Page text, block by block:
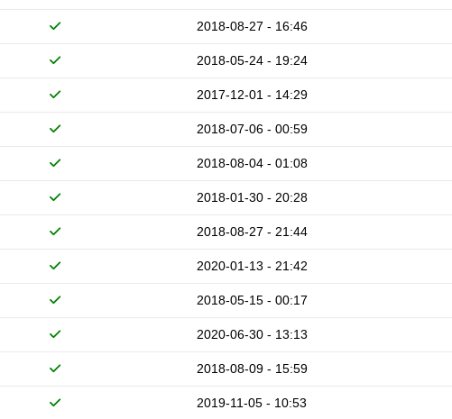
2018-08-27 - 16:46
2018-05-24 - 19:24
2017-12-01 - 14:29
2018-07-06 - 00:59
2018-08-04 - 01:08
2018-01-30 - 20:28
2018-08-27 - 21:44
2020-01-13 - 21:42
2018-05-15 - 00:17
2020-06-30 - 13:13
2018-08-09 - 15:59
2019-11-05 - 10:53